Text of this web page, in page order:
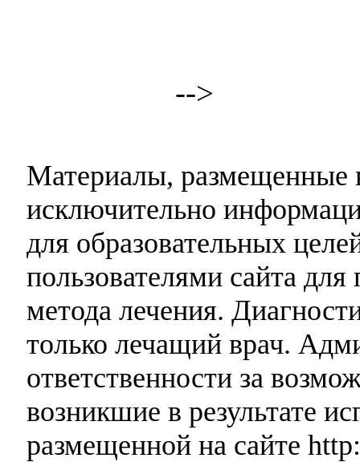
-->
Материалы, размещенные
исключительно
для образовательных
пользователями сайта
метода лечения.
только лечащий врач.
ответственности за
возникшие в результате
размещенной на сайте